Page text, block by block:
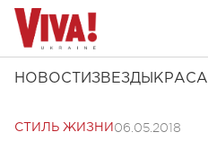
НОВОСТИ ЗВЕЗДЫ КРАСА
СТИЛЬ ЖИЗНИ 06.05.2018